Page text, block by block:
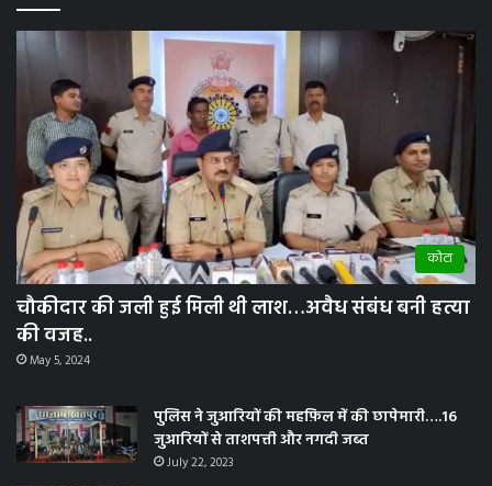
कोटा
चौकीदार की जली हुई मिली थी लाश…अवैध संबंध बनी हत्या
की वजह..
May 5, 2024
पुलिस ने जुआरियों की महफ़िल में की छापेमारी….16
जुआरियों से ताशपत्ती और नगदी जब्त
July 22, 2023